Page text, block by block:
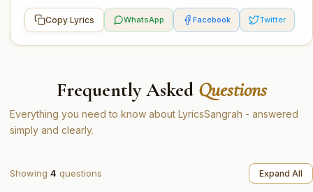
Copy Lyrics WhatsApp Facebook Twitter
Frequently Asked Questions
Everything you need to know about LyricsSangrah - answered
simply and clearly.
Showing 4 questions Expand All